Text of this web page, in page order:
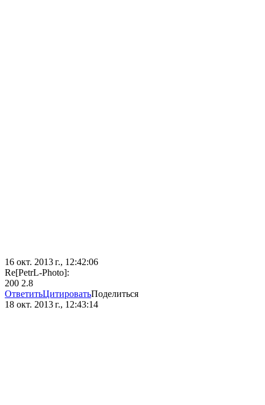
16 окт. 2013 г., 12:42:06
Re[PetrL-Photo]:
200 2.8
ОтветитьЦитироватьПоделиться
18 окт. 2013 г., 12:43:14